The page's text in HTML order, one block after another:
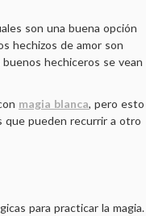
son una buena opción
hechizos de amor son
hechiceros se vean
magia blanca, pero esto
que pueden recurrir a otro
para practicar la magia.